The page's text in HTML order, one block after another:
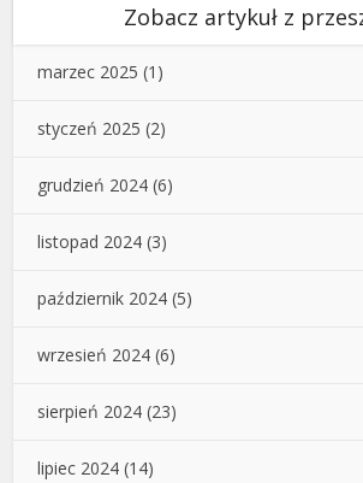
Zobacz artykuł z
marzec 2025 (1)
styczeń 2025 (2)
grudzień 2024 (6)
listopad 2024 (3)
październik 2024 (5)
wrzesień 2024 (6)
sierpień 2024 (23)
lipiec 2024 (14)